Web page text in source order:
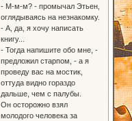
- М-м-м? - промычал Этьен,
оглядываясь на незнакомку.
- А, да, я хочу написать
книгу...
- Тогда напишите обо мне, -
предложил старпом, - а я
проведу вас на мостик,
оттуда видно гораздо
дальше, чем с палубы.
Он осторожно взял
молодого человека за